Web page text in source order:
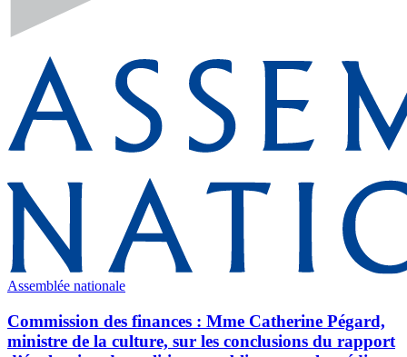
Assemblée nationale
Commission des finances : Mme Catherine Pégard,
ministre de la culture, sur les conclusions du rapport